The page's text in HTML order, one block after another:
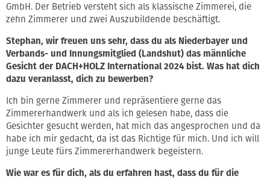
GmbH. Der Betrieb versteht sich als klassische Zimmerei, die
zehn Zimmerer und zwei Auszubildende beschäftigt.
Stephan, wir freuen uns sehr, dass du als Niederbayer und
Verbands- und Innungsmitglied (Landshut) das männliche
Gesicht der DACH+HOLZ International 2024 bist. Was hat dich
dazu veranlasst, dich zu bewerben?
Ich bin gerne Zimmerer und repräsentiere gerne das
Zimmererhandwerk und als ich gelesen habe, dass die
Gesichter gesucht werden, hat mich das angesprochen und da
habe ich mir gedacht, da ist das Richtige für mich. Und ich will
junge Leute fürs Zimmererhandwerk begeistern.
Wie war es für dich, als du erfahren hast, dass du für die